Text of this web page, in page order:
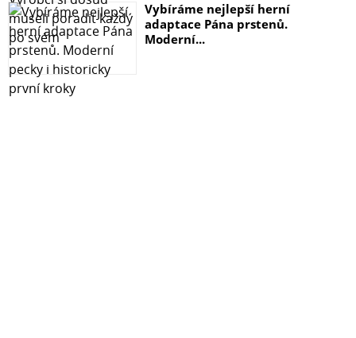
Vybíráme nejlepší herní
adaptace Pána prstenů.
Moderní...